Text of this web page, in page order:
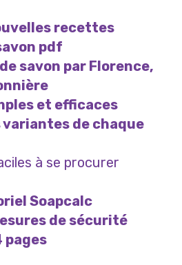
recettes
pdf
savon par Florence,
et efficaces
variantes de chaque
à se procurer
Soapcalc
de sécurité
pages